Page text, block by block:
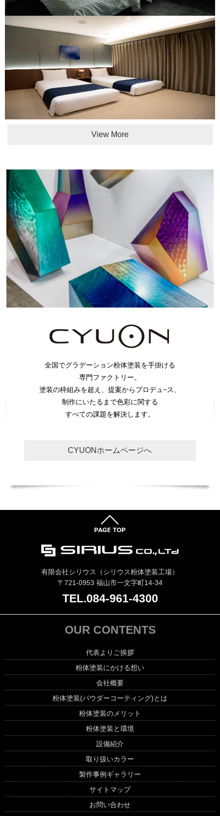
View More
全国でグラデーション粉体塗装を手掛ける
専門ファクトリー。
塗装の枠組みを超え、提案からプロデュ−ス、
制作にいたるまで色彩に関する
すべての課題を解決します。
CYUONホームページへ
有限会社シリウス（シリウス粉体塗装工場）
〒721-0953 福山市一文字町14-34
TEL.084-961-4300
OUR CONTENTS
代表よりご挨拶
粉体塗装にかける想い
会社概要
粉体塗装(パウダーコーティング)とは
粉体塗装のメリット
粉体塗装と環境
設備紹介
取り扱いカラー
製作事例ギャラリー
サイトマップ
お問い合わせ